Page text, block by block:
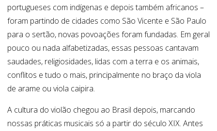
portugueses com indígenas e depois também africanos –
foram partindo de cidades como São Vicente e São Paulo
para o sertão, novas povoações foram fundadas. Em geral
pouco ou nada alfabetizadas, essas pessoas cantavam
saudades, religiosidades, lidas com a terra e os animais,
conflitos e tudo o mais, principalmente no braço da viola
de arame ou viola caipira.
A cultura do violão chegou ao Brasil depois, marcando
nossas práticas musicais só a partir do século XIX. Antes